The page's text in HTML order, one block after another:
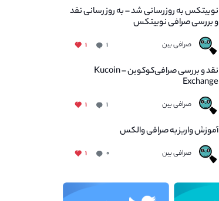
نوبیتکس به روزرسانی شد – به روز رسانی نقد
و بررسی صرافی نوبیتکس
صرافی بین ۱ ۱
نقد و بررسی صرافی‌کوکوین – Kucoin
Exchange
صرافی بین ۱ ۱
آموزش واریز به صرافی والکس
صرافی بین ۰ ۱